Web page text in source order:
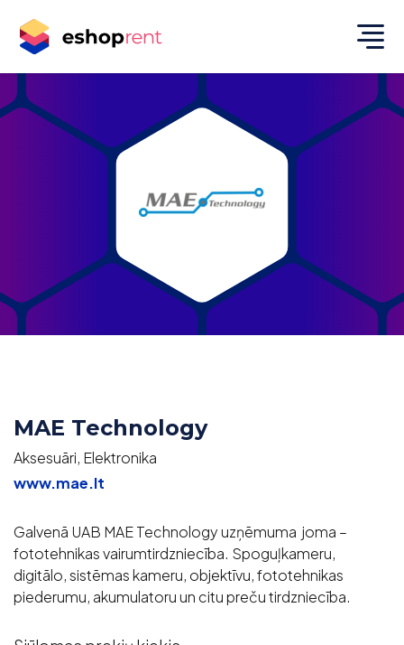
MAE Technology
Aksesuāri, Elektronika
www.mae.lt
Galvenā UAB MAE Technology uzņēmuma joma –
fototehnikas vairumtirdzniecība. Spoguļkameru,
digitālo, sistēmas kameru, objektīvu, fototehnikas
piederumu, akumulatoru un citu preču tirdzniecība.